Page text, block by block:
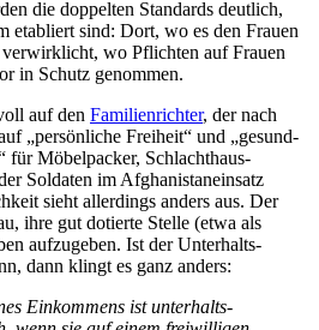
die doppelten Standards deutlich,
etabliert sind: Dort, wo es den Frauen
wo Pflichten auf Frauen
in Schutz genommen.
auf den Familien­richter, der nach
„persönliche Freiheit“ und „gesund­
für Möbel­packer, Schlacht­haus­
Soldaten im Afghanistan­einsatz
sieht allerdings anders aus. Der
ihre gut dotierte Stelle (etwa als
aufzugeben. Ist der Unter­halts­
dann klingt es ganz anders:
Einkommens ist unterhalts­